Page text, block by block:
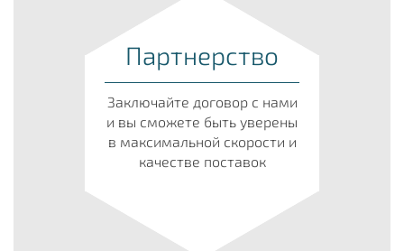
Партнерство
Заключайте договор с нами
и вы сможете быть уверены
в максимальной скорости и
качестве поставок